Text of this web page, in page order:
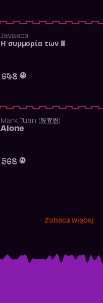
Javaspa
Η συμμορία των 11
648
Mark Tuan (段宜恩)
Alone
568
Zobacz więcej